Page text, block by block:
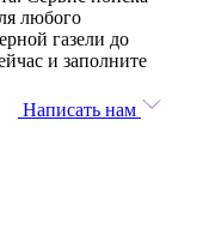
любого
газели до
и заполните
Написать нам